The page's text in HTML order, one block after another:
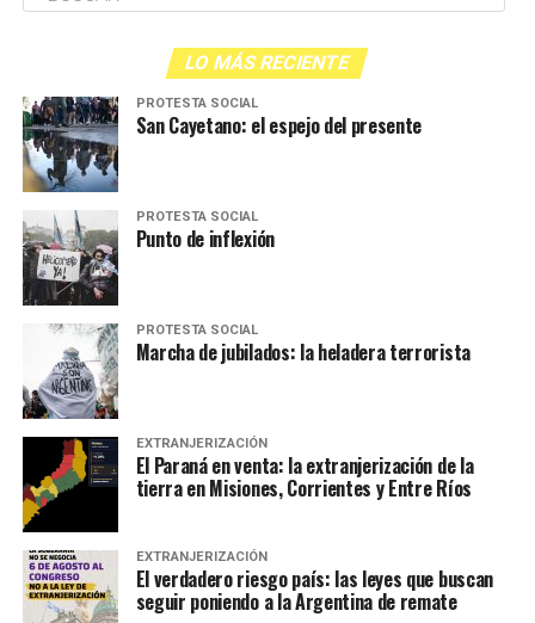
LO MÁS RECIENTE
PROTESTA SOCIAL
San Cayetano: el espejo del presente
PROTESTA SOCIAL
Punto de inflexión
PROTESTA SOCIAL
Marcha de jubilados: la heladera terrorista
EXTRANJERIZACIÓN
El Paraná en venta: la extranjerización de la
tierra en Misiones, Corrientes y Entre Ríos
EXTRANJERIZACIÓN
El verdadero riesgo país: las leyes que buscan
seguir poniendo a la Argentina de remate